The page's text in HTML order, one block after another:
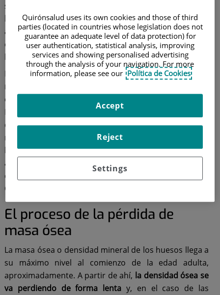
sistémica del esqueleto que se caracteriza por
baja masa ósea acompañada de un deterioro en la
arquitectura del hueso", y, como consecuencia de
esto, se produce un aumento de la fragilidad de los
huesos.
La osteoporosis puede desarrollarse en hombres y en
mujeres
enfermedad, en especial
En esta etapa de la salud femenina, los estrógenos,
que son unas hormonas que ofrecen una protección
natural a la mujer, descienden de forma brusca. A esto
hay que añadir que el 40% de las mujeres de más de 50
años tiene riesgo de sufrir una fractura, según se
estima desde la Organización Mundial de la Salud, la
OMS.
El proceso de la pérdida de
masa ósea
La masa ósea o densidad mineral de los huesos llega a
su máximo nivel al comienzo de la edad adulta,
aproximadamente. A partir de ahí, la densidad ósea se
va perdiendo de forma lenta y, en el caso de las
Quirónsalud uses its own cookies and those of third
parties (located in countries whose legislation does not
guarantee an adequate level of data protection) for
user authentication, statistical analysis, improving
services and showing personalised advertising
through the analysis of your navigation. For more
information, please see our Política de Cookies
Settings
Reject
Accept